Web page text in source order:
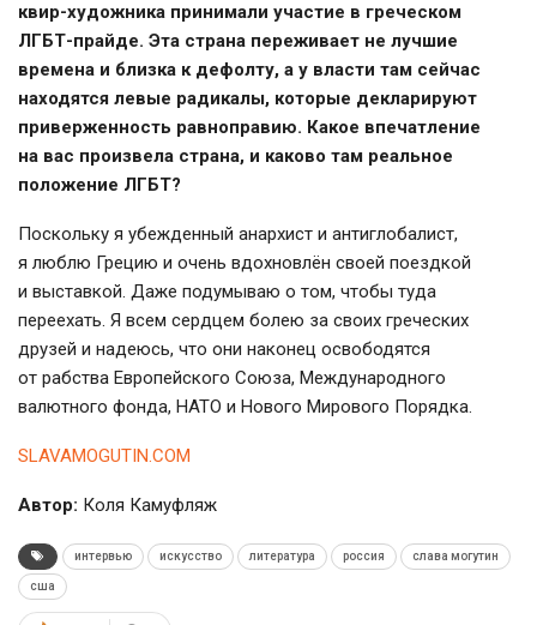
квир-художника принимали участие в греческом
ЛГБТ-прайде. Эта страна переживает не лучшие
времена и близка к дефолту, а у власти там сейчас
находятся левые радикалы, которые декларируют
приверженность равноправию. Какое впечатление
на вас произвела страна, и каково там реальное
положение ЛГБТ?
Поскольку я убежденный анархист и антиглобалист,
я люблю Грецию и очень вдохновлён своей поездкой
и выставкой. Даже подумываю о том, чтобы туда
переехать. Я всем сердцем болею за своих греческих
друзей и надеюсь, что они наконец освободятся
от рабства Европейского Союза, Международного
валютного фонда, НАТО и Нового Мирового Порядка.
SLAVAMOGUTIN.COM
Автор: Коля Камуфляж
интервью искусство литература россия слава могутин
сша